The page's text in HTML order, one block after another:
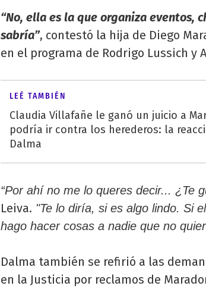
“No, ella es la que organiza eventos,
sabría”, contestó la hija de Diego
en el programa de Rodrigo Lussich y
LEÉ TAMBIÉN
Claudia Villafañe le ganó un juicio a
podría ir contra los herederos: la
Dalma
“Por ahí no me lo queres decir... ¿Te
Leiva. "Te lo diría, si es algo lindo. Si
hago hacer cosas a nadie que no
Dalma también se refirió a las
en la Justicia por reclamos de